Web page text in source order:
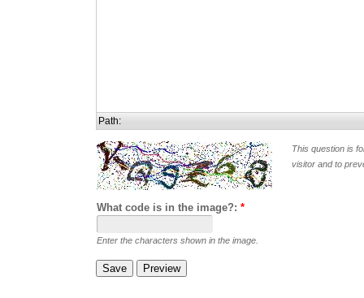
Path:
This question is
visitor and to
What code is in the image?: *
Enter the characters shown in the image.